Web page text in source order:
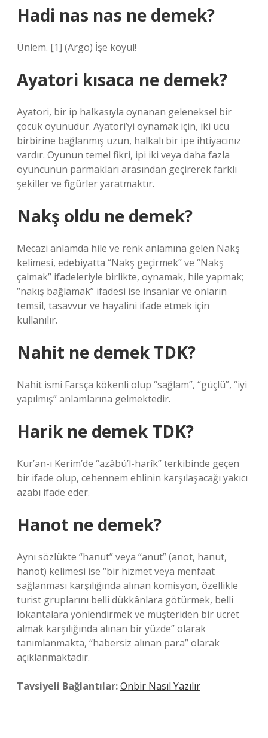
Hadi nas nas ne demek?
Ünlem. [1] (Argo) İşe koyul!
Ayatori kısaca ne demek?
Ayatori, bir ip halkasıyla oynanan geleneksel bir
çocuk oyunudur. Ayatori’yi oynamak için, iki ucu
birbirine bağlanmış uzun, halkalı bir ipe ihtiyacınız
vardır. Oyunun temel fikri, ipi iki veya daha fazla
oyuncunun parmakları arasından geçirerek farklı
şekiller ve figürler yaratmaktır.
Nakş oldu ne demek?
Mecazi anlamda hile ve renk anlamına gelen Nakş
kelimesi, edebiyatta “Nakş geçirmek” ve “Nakş
çalmak” ifadeleriyle birlikte, oynamak, hile yapmak;
“nakış bağlamak” ifadesi ise insanlar ve onların
temsil, tasavvur ve hayalini ifade etmek için
kullanılır.
Nahit ne demek TDK?
Nahit ismi Farsça kökenli olup “sağlam”, “güçlü”, “iyi
yapılmış” anlamlarına gelmektedir.
Harik ne demek TDK?
Kur’an-ı Kerim’de “azâbü’l-harîk” terkibinde geçen
bir ifade olup, cehennem ehlinin karşılaşacağı yakıcı
azabı ifade eder.
Hanot ne demek?
Aynı sözlükte “hanut” veya “anut” (anot, hanut,
hanot) kelimesi ise “bir hizmet veya menfaat
sağlanması karşılığında alınan komisyon, özellikle
turist gruplarını belli dükkânlara götürmek, belli
lokantalara yönlendirmek ve müşteriden bir ücret
almak karşılığında alınan bir yüzde” olarak
tanımlanmakta, “habersiz alınan para” olarak
açıklanmaktadır.
Tavsiyeli Bağlantılar:Onbir Nasıl Yazılır